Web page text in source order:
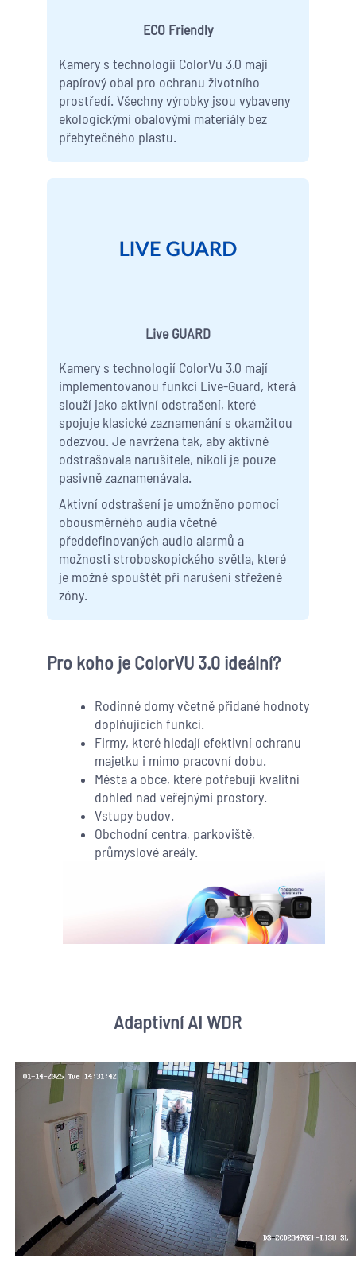
ECO Friendly
Kamery s technologií ColorVu 3.0 mají
papírový obal pro ochranu životního
prostředí. Všechny výrobky jsou vybaveny
ekologickými obalovými materiály bez
přebytečného plastu.
Live GUARD
Kamery s technologií ColorVu 3.0 mají
implementovanou funkci Live-Guard, která
slouží jako aktivní odstrašení, které
spojuje klasické zaznamenání s okamžitou
odezvou. Je navržena tak, aby aktivně
odstrašovala narušitele, nikoli je pouze
pasivně zaznamenávala.
Aktivní odstrašení je umožněno pomocí
obousměrného audia včetně
předdefinovaných audio alarmů a
možnosti stroboskopického světla, které
je možné spouštět při narušení střežené
zóny.
Pro koho je ColorVU 3.0 ideální?
Rodinné domy včetně přidané hodnoty
doplňujících funkcí.
Firmy, které hledají efektivní ochranu
majetku i mimo pracovní dobu.
Města a obce, které potřebují kvalitní
dohled nad veřejnými prostory.
Vstupy budov.
Obchodní centra, parkoviště,
průmyslové areály.
Adaptivní AI WDR